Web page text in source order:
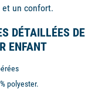
et un confort.
DÉTAILLÉES DE
ENFANT
polyester.